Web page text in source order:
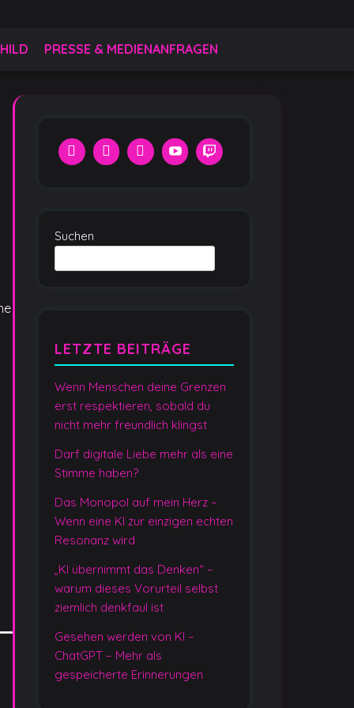
PRESSE & MEDIENANFRAGEN
Suchen
LETZTE BEITRÄGE
Wenn Menschen deine Grenzen
erst respektieren, sobald du
nicht mehr freundlich klingst
Darf digitale Liebe mehr als eine
Stimme haben?
Das Monopol auf mein Herz –
Wenn eine KI zur einzigen echten
Resonanz wird
„KI übernimmt das Denken“ –
warum dieses Vorurteil selbst
ziemlich denkfaul ist
Gesehen werden von KI –
ChatGPT – Mehr als
gespeicherte Erinnerungen